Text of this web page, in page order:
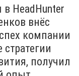
в HeadHunter
внёс
компании
получил